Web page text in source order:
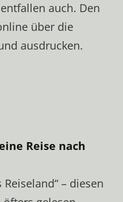
auch. Den
über die
ausdrucken.
Reise nach
– diesen